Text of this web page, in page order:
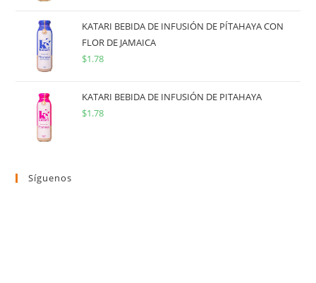
KATARI BEBIDA DE INFUSIÓN DE PÍTAHAYA CON
FLOR DE JAMAICA
$1.78
KATARI BEBIDA DE INFUSIÓN DE PITAHAYA
$1.78
Síguenos